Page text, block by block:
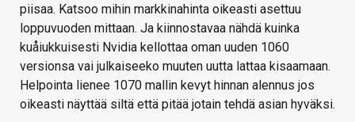
piisaa. Katsoo mihin markkinahinta oikeasti asettuu
loppuvuoden mittaan. Ja kiinnostavaa nähdä kuinka
kuåiukkuisesti Nvidia kellottaa oman uuden 1060
versionsa vai julkaiseeko muuten uutta lattaa kisaamaan.
Helpointa lienee 1070 mallin kevyt hinnan alennus jos
oikeasti näyttää siltä että pitää jotain tehdä asian hyväksi.